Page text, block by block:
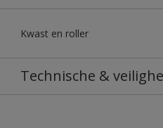
Kwast en roller
Technische &